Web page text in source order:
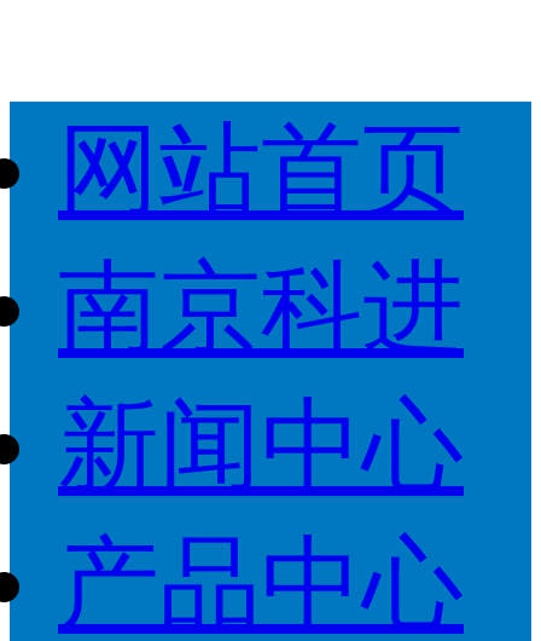
网站首页
南京科进
新闻中心
产品中心